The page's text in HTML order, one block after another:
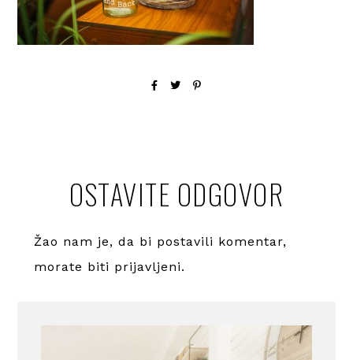
OSTAVITE ODGOVOR
Žao nam je, da bi postavili komentar,
morate biti prijavljeni.